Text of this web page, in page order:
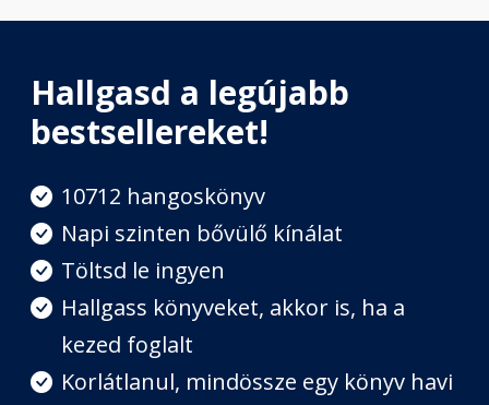
Hallgasd a legújabb
bestsellereket!
10712 hangoskönyv
Napi szinten bővülő kínálat
Töltsd le ingyen
Hallgass könyveket, akkor is, ha a
kezed foglalt
Korlátlanul, mindössze egy könyv havi